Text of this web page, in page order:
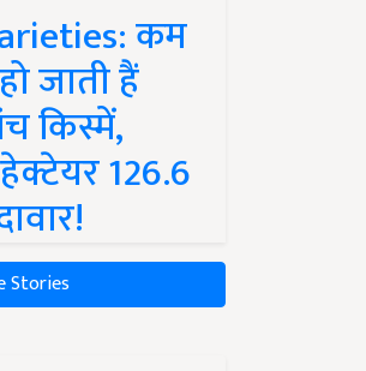
कम
जाती हैं
किस्में,
126.6
Stories